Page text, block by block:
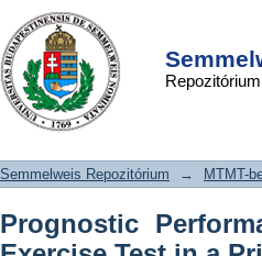
Repozitórium
Prognostic
Recovery on an
Primary Prevention
DSpace/Manakin Repository
Semmelweis Repozitórium → MTMT-
Prognostic